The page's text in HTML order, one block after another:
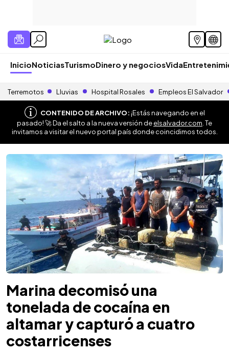
InicioNoticiasTurismoDinero y negociosVida
Terremotos Lluvias Hospital Rosales Empleos El Salvador
CONTENIDO DE ARCHIVO:¡Estás navegando en el
pasado! 🚀 Da el salto a la nueva versión deelsalvador.com . Te
invitamos a visitar el nuevo portal país donde coincidimos todos.
Marina decomisó una
tonelada de cocaína en
altamar y capturó a cuatro
costarricenses